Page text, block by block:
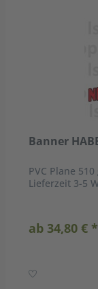
Banner
PVC Plane
Lieferzeit 3-5
ab 34,80 € *